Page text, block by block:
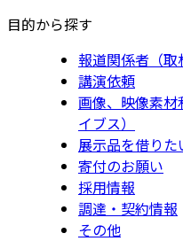
目的から探す
報道関係者（取
講演依頼
画像、映像素材
イブス）
展示品を借りた
寄付のお願い
採用情報
調達・契約情報
その他